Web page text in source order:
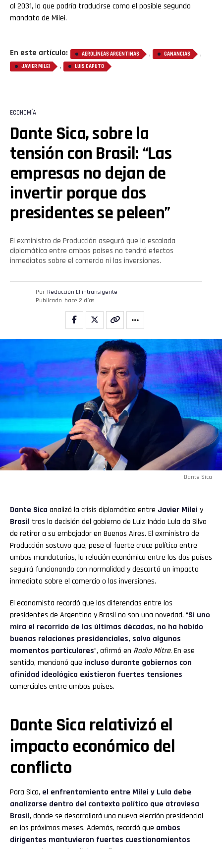
al 2031, lo que podría traducirse como el posible segundo
mandato de Milei.
En este artículo: AEROLÍNEAS ARGENTINAS , GANANCIAS ,
JAVIER MILEI , LUIS CAPUTO
ECONOMÍA
Dante Sica, sobre la
tensión con Brasil: “Las
empresas no dejan de
invertir porque dos
presidentes se peleen”
El exministro de Producción aseguró que la escalada
diplomática entre ambos países no tendrá efectos
inmediatos sobre el comercio ni las inversiones.
Por Redacción El intransigente
Publicado hace 2 días
Dante Sica
Dante Sica analizó la crisis diplomática entre Javier Milei y
Brasil tras la decisión del gobierno de Luiz Inácio Lula da Silva
de retirar a su embajador en Buenos Aires. El exministro de
Producción sostuvo que, pese al fuerte cruce político entre
ambos mandatarios, la relación económica entre los dos países
seguirá funcionando con normalidad y descartó un impacto
inmediato sobre el comercio o las inversiones.
El economista recordó que las diferencias entre los
presidentes de Argentina y Brasil no son una novedad. “Si uno
mira el recorrido de las últimas décadas, no ha habido
buenas relaciones presidenciales, salvo algunos
momentos particulares”, afirmó en Radio Mitre. En ese
sentido, mencionó que incluso durante gobiernos con
afinidad ideológica existieron fuertes tensiones
comerciales entre ambos países.
Dante Sica relativizó el
impacto económico del
conflicto
Para Sica, el enfrentamiento entre Milei y Lula debe
analizarse dentro del contexto político que atraviesa
Brasil, donde se desarrollará una nueva elección presidencial
en los próximos meses. Además, recordó que ambos
dirigentes mantuvieron fuertes cuestionamientos